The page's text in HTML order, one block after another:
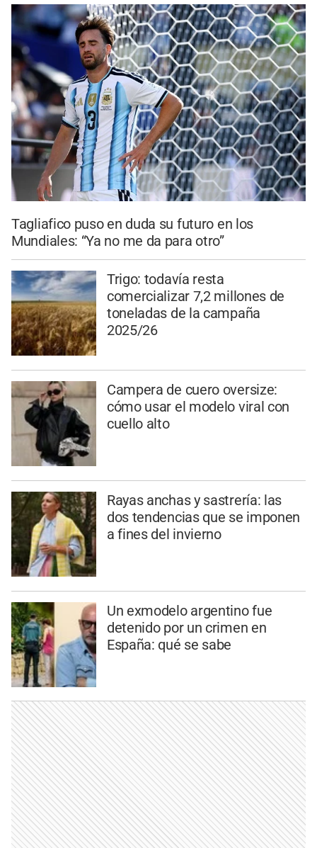
Tagliafico puso en duda su futuro en los
Mundiales: “Ya no me da para otro”
Trigo: todavía resta
comercializar 7,2 millones de
toneladas de la campaña
2025/26
Campera de cuero oversize:
cómo usar el modelo viral con
cuello alto
Rayas anchas y sastrería: las
dos tendencias que se imponen
a fines del invierno
Un exmodelo argentino fue
detenido por un crimen en
España: qué se sabe